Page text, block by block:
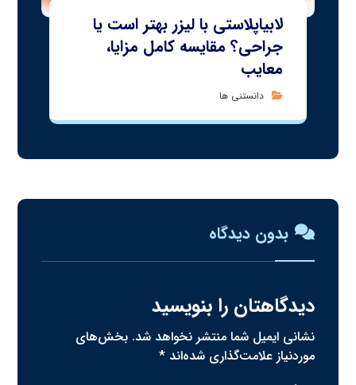
لابیاپلاستی با لیزر بهتر است یا
جراحی؟ مقایسه کامل مزایا،
معایب
دانستنی ها
بدون دیدگاه
دیدگاهتان را بنویسید
نشانی ایمیل شما منتشر نخواهد شد. بخش‌های
موردنیاز علامت‌گذاری شده‌اند*